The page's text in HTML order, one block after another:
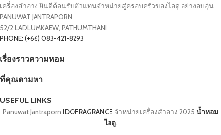
เครื่องสำอาง ยินดีต้อนรับตัวแทนจำหน่ายสู่ครอบครัวของไอดู อย่างอบอุ่น
PANUWAT JANTRAPORN
52/2 LADLUMKAEW, PATHUMTHANI
PHONE: (+66) 083-421-8293
เรื่องราวความหอม
ที่คุณตามหา
USEFUL LINKS
Panuwat Jantraporn IDOFRAGRANCE จำหน่ายเครื่องสำอาง 2025 น้ำหอม
ไอดู.